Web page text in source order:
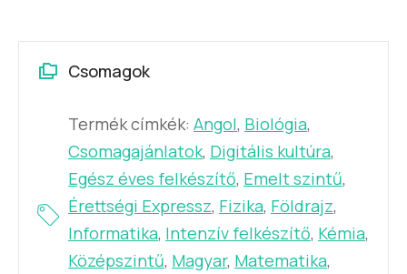
Csomagok
Termék címkék: Angol, Biológia,
Csomagajánlatok, Digitális kultúra,
Egész éves felkészítő, Emelt szintű,
Érettségi Expressz, Fizika, Földrajz,
Informatika, Intenzív felkészítő, Kémia,
Középszintű, Magyar, Matematika,